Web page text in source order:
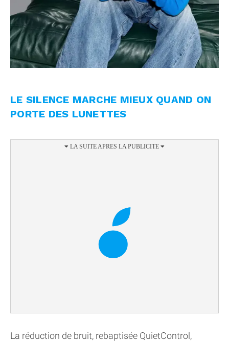
LE SILENCE MARCHE MIEUX QUAND ON
PORTE DES LUNETTES
La réduction de bruit, rebaptisée QuietControl,